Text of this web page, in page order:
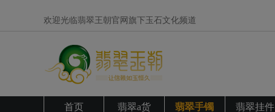
欢迎光临翡翠王朝官网旗下玉石文化频道
首页 翡翠a货 翡翠手镯 翡翠挂件